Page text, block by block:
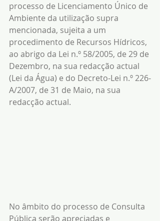
processo de Licenciamento Único de
Ambiente da utilização supra
mencionada, sujeita a um
procedimento de Recursos Hídricos,
ao abrigo da Lei n.º 58/2005, de 29 de
Dezembro, na sua redacção actual
(Lei da Água) e do Decreto-Lei n.º 226-
A/2007, de 31 de Maio, na sua
redacção actual.
No âmbito do processo de Consulta
Pública serão apreciadas e